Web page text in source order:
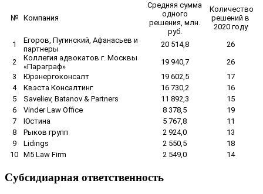
№ Компания
Средняя сумма
одного
решения, млн.
руб.
Количество
решений в
2020 году
1
Егоров, Пугинский, Афанасьев и
партнеры
20 514,8
26
2
Коллегия адвокатов г. Москвы
«Параграф»
19 940,7
26
3
Юрэнергоконсалт 19 602,5
17
4
Квэста Консалтинг 16 730,2
16
5
Saveliev, Batanov & Partners 11 892,3
15
6
Vinder Law Office 8 378,5
19
7
Юстина 5 767,8
11
8
Рыков групп 2 924,0
13
9
Lidings 2 550,5
18
10 M5 Law Firm 2 549,0 14
Субсидиарная ответственность